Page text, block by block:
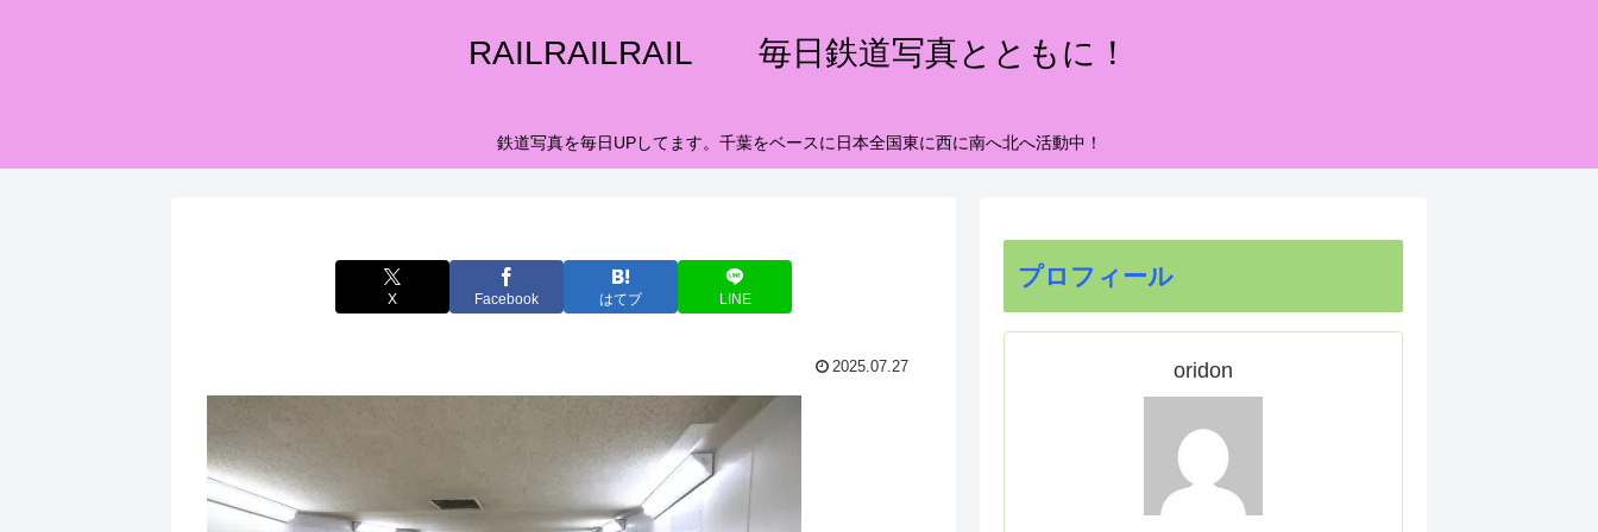
RAILRAILRAIL 毎日鉄道写真とともに！
鉄道写真を毎日UPしてます。千葉をベースに日本全国東に西に南へ北へ活動中！
X Facebook はてブ LINE
2025.07.27
プロフィール
oridon